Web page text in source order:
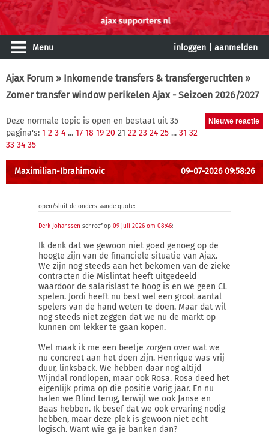
Menu inloggen aanmelden
Ajax Forum » Inkomende transfers & transfergeruchten »
Zomer transfer window perikelen Ajax - Seizoen 2026/2027
Deze normale topic is open en bestaat uit 35
pagina's: 1 2 3 4 ... 17 18 19 20 21 22 23 24 25 ... 31 32
33 34 35
Maximilian-Ibrahimovic 09-07-2026 09:58:26
open/sluit de onderstaande quote:
Derk Johanssen schreef op 09 juli 2026 om 08:46:
Ik denk dat we gewoon niet goed genoeg op de
hoogte zijn van de financiele situatie van Ajax.
We zijn nog steeds aan het bekomen van de zieke
contracten die Mislintat heeft uitgedeeld
waardoor de salarislast te hoog is en we geen CL
spelen. Jordi heeft nu best wel een groot aantal
spelers van de hand weten te doen. Maar dat wil
nog steeds niet zeggen dat we nu de markt op
kunnen om lekker te gaan kopen.
Wel maak ik me een beetje zorgen over wat we
nu concreet aan het doen zijn. Henrique was vrij
duur, linksback. We hebben daar nog altijd
Wijndal rondlopen, maar ook Rosa. Rosa deed het
eigenlijk prima op die positie vorig jaar. En nu
halen we Blind terug, terwijl we ook Janse en
Baas hebben. Ik besef dat we ook ervaring nodig
hebben, maar deze plek is gewoon niet echt
logisch. Want wie ga je banken dan?